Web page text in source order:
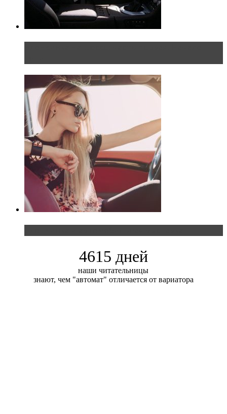
4615 дней
наши читательницы
знают, чем "автомат" отличается от вариатора